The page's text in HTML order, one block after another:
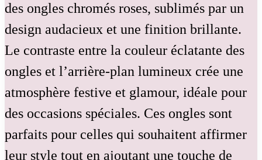
des ongles chromés roses, sublimés par un
design audacieux et une finition brillante.
Le contraste entre la couleur éclatante des
ongles et l’arrière-plan lumineux crée une
atmosphère festive et glamour, idéale pour
des occasions spéciales. Ces ongles sont
parfaits pour celles qui souhaitent affirmer
leur style tout en ajoutant une touche de